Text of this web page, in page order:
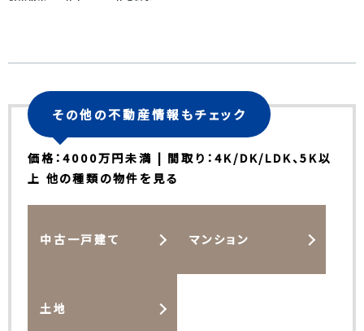
その他の不動産情報もチェック
価格：4000万円未満 | 間取り：4K/DK/LDK、5K以
上 他の種類の物件を見る
中古一戸建て マンション
土地